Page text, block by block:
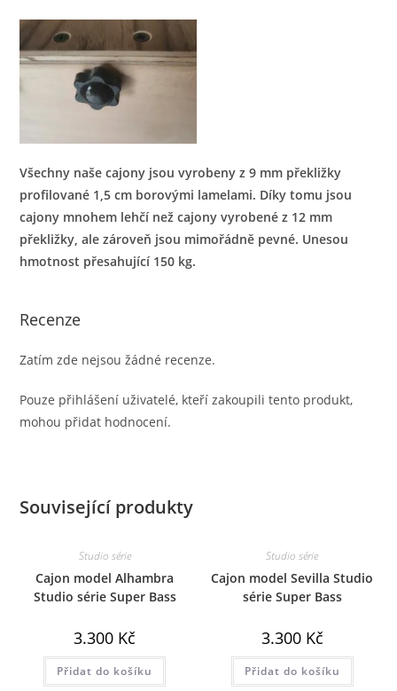
Všechny naše cajony jsou vyrobeny z 9 mm překližky
profilované 1,5 cm borovými lamelami. Díky tomu jsou
cajony mnohem lehčí než cajony vyrobené z 12 mm
překližky, ale zároveň jsou mimořádně pevné. Unesou
hmotnost přesahující 150 kg.
Recenze
Zatím zde nejsou žádné recenze.
Pouze přihlášení uživatelé, kteří zakoupili tento produkt,
mohou přidat hodnocení.
Související produkty
Studio série
Cajon model Alhambra
Studio série Super Bass
3.300 Kč
Přidat do košíku
Studio série
Cajon model Sevilla Studio
série Super Bass
3.300 Kč
Přidat do košíku